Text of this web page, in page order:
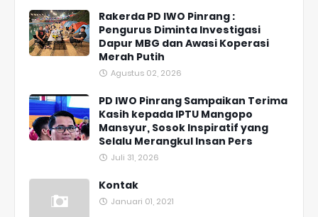
Rakerda PD IWO Pinrang :
Pengurus Diminta Investigasi
Dapur MBG dan Awasi Koperasi
Merah Putih
Agustus 02, 2026
PD IWO Pinrang Sampaikan Terima
Kasih kepada IPTU Mangopo
Mansyur, Sosok Inspiratif yang
Selalu Merangkul Insan Pers
Juli 31, 2026
Kontak
Januari 01, 2021